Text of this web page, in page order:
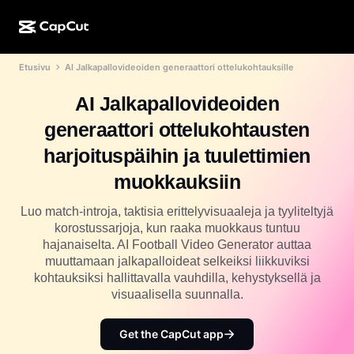
CapCut Pad
CapCut Mobile
Dreamina AI
Pippit-tekoäly
Luonti tekoälyllä
Tekoälysuunnittelu
Video Studio
Tekoälyvideonluoja
Tekoälykuvanluoja
Tekoälypohjainen kuvanparannustoiminto
Dreamina Seedance 2.5
Gemini Omni
Tekoälytyökalut
Videoeditori ja -generaattori
Kuvaeditori ja -generaattori
Äänigeneraattori ja -editori
Lisää
Sosiaalinen media
Lomakauden mallit
Lisää
Kalenterimallit
Vuosipäivämallit
Tehostemallit
Hankkeet
Pioneeriohjelma
Luovien kumppanien ohjelma
CapCutin luova kampus
Etusivu AI Jalkapallovideoiden generaattori ottelukohtauksille
AI Jalkapallovideoiden
generaattori ottelukohtausten
harjoituspäihin ja tuulettimien
muokkauksiin
Luo match-introja, taktisia erittelyvisuaaleja ja tyyliteltyjä
korostussarjoja, kun raaka muokkaus tuntuu
hajanaiselta. AI Football Video Generator auttaa
muuttamaan jalkapalloideat selkeiksi liikkuviksi
kohtauksiksi hallittavalla vauhdilla, kehystyksellä ja
visuaalisella suunnalla.
Get the CapCut app